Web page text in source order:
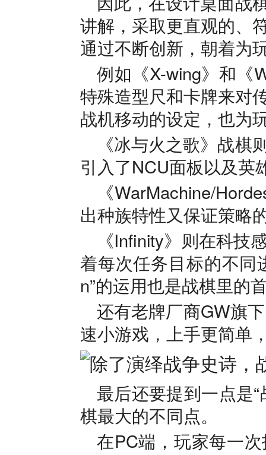
讲解，采取更直观的、
通过不断创新，朝着为
例如《X-wing》和《
特殊造型尺和卡牌来对
战机移动的设定，也为
《冰与火之歌》战
引入了NCU面板以及英
《WarMachine/
出种族特性又保证策略
《Infinity》则在科技
着每次任务目标的不同
n”的运用也是战棋里的
还有老牌厂商GW旗
速小游戏，上手更简单
最后还要提到一点是“
棋最大的不同点。
在PC端，玩家每一